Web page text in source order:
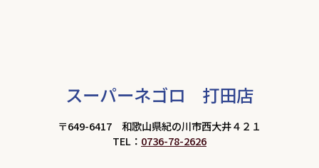
スーパーネゴロ 打田店
〒649-6417 和歌山県紀の川市西大井４２１
TEL： 0736-78-2626